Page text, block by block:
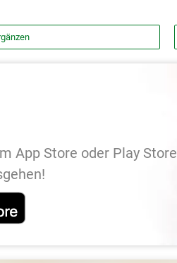
App Store oder Play Store